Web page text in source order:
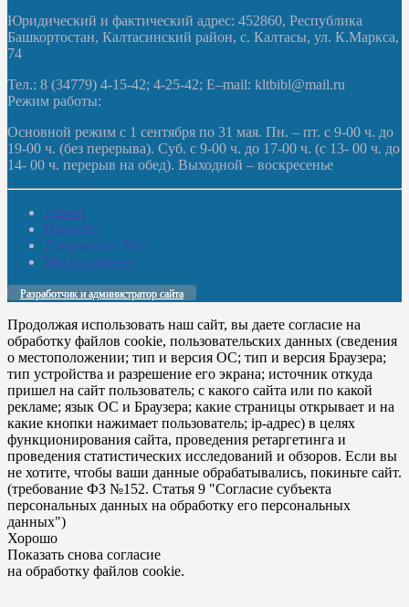
Юридический и фактический адрес: 452860, Республика
Башкортостан, Калтасинский район, с. Калтасы, ул. К.Маркса,
74
Тел.: 8 (34779) 4-15-42; 4-25-42; E–mail: kltbibl@mail.ru
Режим работы:
Основной режим с 1 сентября по 31 мая. Пн. – пт. с 9-00 ч. до
19-00 ч. (без перерыва). Суб. с 9-00 ч. до 17-00 ч. (с 13- 00 ч. до
14- 00 ч. перерыв на обед). Выходной – воскресенье
Домой
Новости
Документы. Все
Мы в соцсетях
Разработчик и администратор сайта
Продолжая использовать наш сайт, вы даете согласие на
обработку файлов cookie, пользовательских данных (сведения
о местоположении; тип и версия ОС; тип и версия Браузера;
тип устройства и разрешение его экрана; источник откуда
пришел на сайт пользователь; с какого сайта или по какой
рекламе; язык ОС и Браузера; какие страницы открывает и на
какие кнопки нажимает пользователь; ip-адрес) в целях
функционирования сайта, проведения ретаргетинга и
проведения статистических исследований и обзоров. Если вы
не хотите, чтобы ваши данные обрабатывались, покиньте сайт.
(требование ФЗ №152. Статья 9 "Согласие субъекта
персональных данных на обработку его персональных
данных")
Хорошо
Показать снова согласие
на обработку файлов cookie.